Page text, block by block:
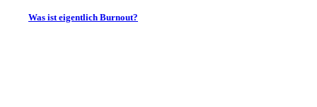
Was ist eigentlich Burnout?